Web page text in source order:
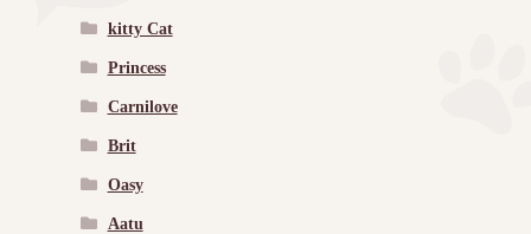
kitty Cat
Princess
Carnilove
Brit
Oasy
Aatu